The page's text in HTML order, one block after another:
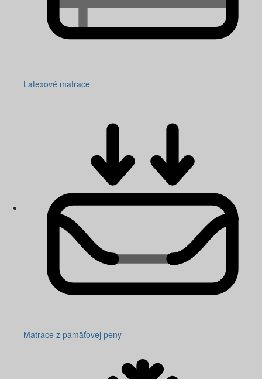
Latexové matrace
Matrace z pamäťovej peny